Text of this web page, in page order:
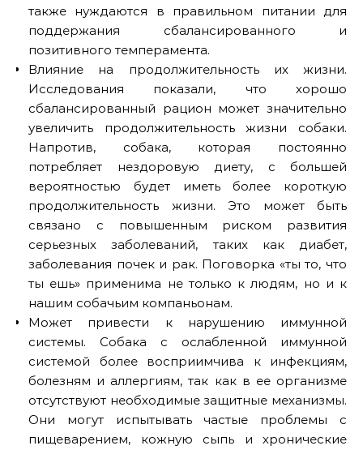
также нуждаются в правильном питании для
поддержания сбалансированного и
позитивного темперамента.
Влияние на продолжительность их жизни.
Исследования показали, что хорошо
сбалансированный рацион может значительно
увеличить продолжительность жизни собаки.
Напротив, собака, которая постоянно
потребляет нездоровую диету, с большей
вероятностью будет иметь более короткую
продолжительность жизни. Это может быть
связано с повышенным риском развития
серьезных заболеваний, таких как диабет,
заболевания почек и рак. Поговорка «ты то, что
ты ешь» применима не только к людям, но и к
нашим собачьим компаньонам.
Может привести к нарушению иммунной
системы. Собака с ослабленной иммунной
системой более восприимчива к инфекциям,
болезням и аллергиям, так как в ее организме
отсутствуют необходимые защитные механизмы.
Они могут испытывать частые проблемы с
пищеварением, кожную сыпь и хронические